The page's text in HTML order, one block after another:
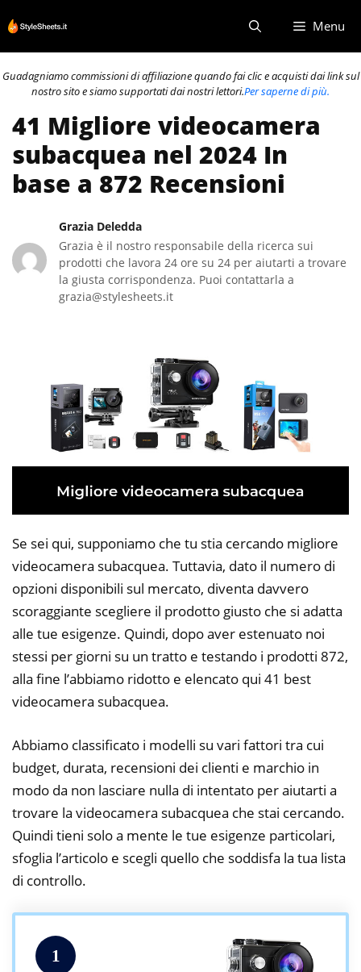
al
contenuto
Menu
Guadagniamo commissioni di affiliazione quando fai clic e acquisti dai link sul
nostro sito e siamo supportati dai nostri lettori.Per saperne di più.
41 Migliore videocamera
subacquea nel 2024 In
base a 872 Recensioni
Grazia Deledda
Grazia è il nostro responsabile della ricerca sui
prodotti che lavora 24 ore su 24 per aiutarti a trovare
la giusta corrispondenza. Puoi contattarla a
grazia@stylesheets.it
Se sei qui, supponiamo che tu stia cercando migliore
videocamera subacquea. Tuttavia, dato il numero di
opzioni disponibili sul mercato, diventa davvero
scoraggiante scegliere il prodotto giusto che si adatta
alle tue esigenze. Quindi, dopo aver estenuato noi
stessi per giorni su un tratto e testando i prodotti 872,
alla fine l’abbiamo ridotto e elencato qui 41 best
videocamera subacquea.
Abbiamo classificato i modelli su vari fattori tra cui
budget, durata, recensioni dei clienti e marchio in
modo da non lasciare nulla di intentato per aiutarti a
trovare la videocamera subacquea che stai cercando.
Quindi tieni solo a mente le tue esigenze particolari,
sfoglia l’articolo e scegli quello che soddisfa la tua lista
di controllo.
1